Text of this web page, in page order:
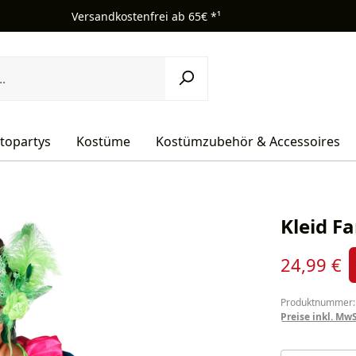
Versandkostenfrei ab 65€ *¹
Kostüme Kostümzubehör & Accessoires
Kleid
24,99 €
Preise inkl.